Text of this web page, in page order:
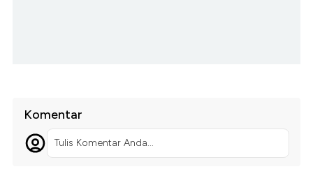
Komentar
Tulis Komentar Anda...